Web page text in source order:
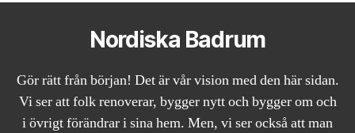
Nordiska Badrum
Gör rätt från början! Det är vår vision med den här sidan.
Vi ser att folk renoverar, bygger nytt och bygger om och
i övrigt förändrar i sina hem. Men, vi ser också att man